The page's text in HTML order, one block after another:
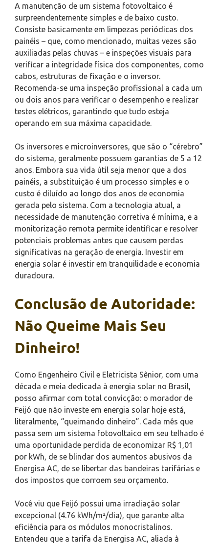
A manutenção de um sistema fotovoltaico é
surpreendentemente simples e de baixo custo.
Consiste basicamente em limpezas periódicas dos
painéis – que, como mencionado, muitas vezes são
auxiliadas pelas chuvas – e inspeções visuais para
verificar a integridade física dos componentes, como
cabos, estruturas de fixação e o inversor.
Recomenda-se uma inspeção profissional a cada um
ou dois anos para verificar o desempenho e realizar
testes elétricos, garantindo que tudo esteja
operando em sua máxima capacidade.
Os inversores e microinversores, que são o “cérebro”
do sistema, geralmente possuem garantias de 5 a 12
anos. Embora sua vida útil seja menor que a dos
painéis, a substituição é um processo simples e o
custo é diluído ao longo dos anos de economia
gerada pelo sistema. Com a tecnologia atual, a
necessidade de manutenção corretiva é mínima, e a
monitorização remota permite identificar e resolver
potenciais problemas antes que causem perdas
significativas na geração de energia. Investir em
energia solar é investir em tranquilidade e economia
duradoura.
Conclusão de Autoridade:
Não Queime Mais Seu
Dinheiro!
Como Engenheiro Civil e Eletricista Sênior, com uma
década e meia dedicada à energia solar no Brasil,
posso afirmar com total convicção: o morador de
Feijó que não investe em energia solar hoje está,
literalmente, “queimando dinheiro”. Cada mês que
passa sem um sistema fotovoltaico em seu telhado é
uma oportunidade perdida de economizar R$ 1,01
por kWh, de se blindar dos aumentos abusivos da
Energisa AC, de se libertar das bandeiras tarifárias e
dos impostos que corroem seu orçamento.
Você viu que Feijó possui uma irradiação solar
excepcional (4.76 kWh/m²/dia), que garante alta
eficiência para os módulos monocristalinos.
Entendeu que a tarifa da Energisa AC, aliada à